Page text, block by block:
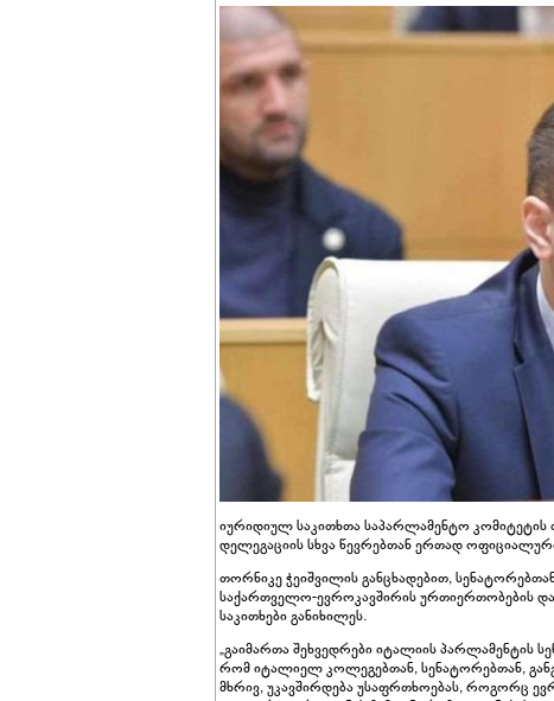
იურიდიულ საკითხთა საპარლამენტო
დელეგაციის სხვა წევრებთან ერთად
თორნიკე ჭეიშვილის განცხადებით,
საქართველო-ევროკავშირის ურთიერთობების
საკითხები განიხილეს.
„გაიმართა შეხვედრები იტალიის პარლამენტის
რომ იტალიელ კოლეგებთან, სენატორებთან,
მხრივ, უკავშირდება უსაფრთხოებას, როგორც